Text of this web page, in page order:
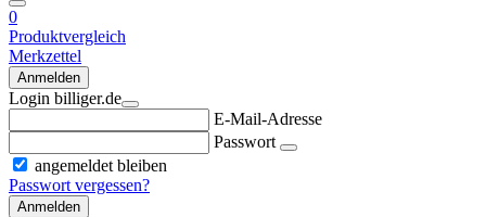
0
Produktvergleich
Merkzettel
Anmelden
Login billiger.de
E-Mail-Adresse
Passwort
angemeldet bleiben
Passwort vergessen?
Anmelden